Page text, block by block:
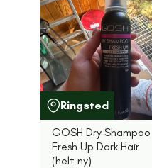
Ringsted
GOSH Dry Shampoo
Fresh Up Dark Hair
(helt ny)